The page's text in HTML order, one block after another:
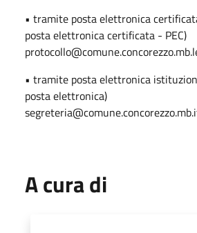
• tramite posta elettronica
posta elettronica certificata - PEC)
• tramite posta elettronica
posta elettronica)
A cura di